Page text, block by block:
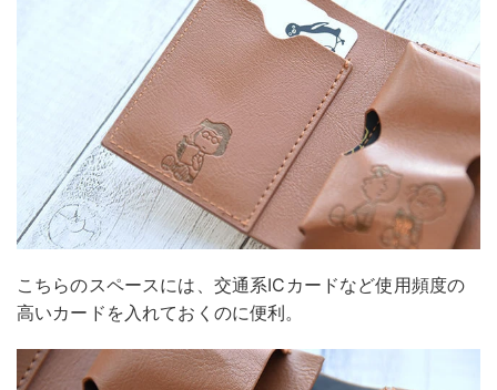
こちらのスペースには、交通系ICカードなど使用頻度の
高いカードを入れておくのに便利。